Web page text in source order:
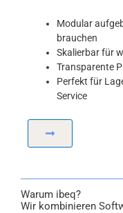
Modular
brauchen
Skalierbar für
Transparente
Perfekt für
Service
Warum ibeq?
Wir kombinieren